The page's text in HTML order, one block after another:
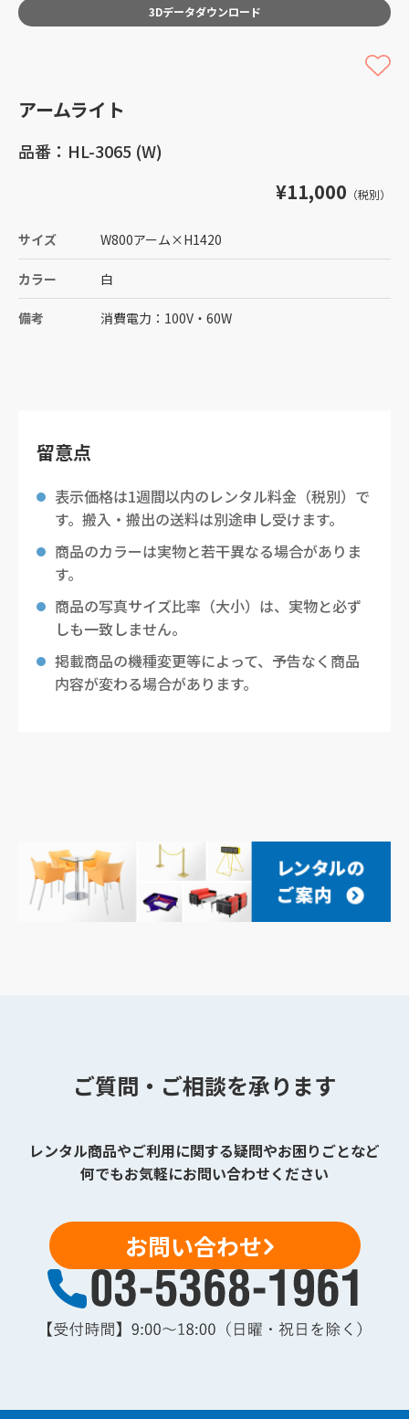
3Dデータダウンロード
アームライト
品番：HL-3065 (W)
¥11,000 （税別）
サイズ W800アーム×H1420
カラー 白
備考 消費電力：100V・60W
留意点
表示価格は1週間以内のレンタル料金（税別）で
す。搬入・搬出の送料は別途申し受けます。
商品のカラーは実物と若干異なる場合がありま
す。
商品の写真サイズ比率（大小）は、実物と必ず
しも一致しません。
掲載商品の機種変更等によって、予告なく商品
内容が変わる場合があります。
ご質問・ご相談を承ります
レンタル商品やご利用に関する疑問やお困りごとなど
何でもお気軽にお問い合わせください
お問い合わせ